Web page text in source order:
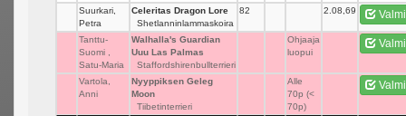
Suurkari,
Petra
Celeritas Dragon Lore
Shetlanninlammaskoira
82 2.08,69
Tanttu-
Suomi ,
Satu-Maria
Walhalla's Guardian
Uuu Las Palmas
Staffordshirenbullterrieri
Ohjaaja
luopui
Vartola,
Anni
Nyyppiksen Geleg
Moon
Tiibetinterrieri
Alle
70p (<
70p)